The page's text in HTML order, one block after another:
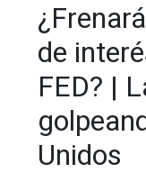
de
FED? |
Unidos